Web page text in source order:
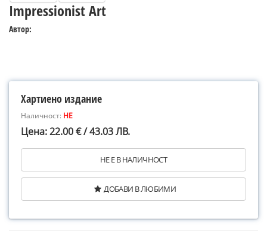
Impressionist Art
Автор:
Хартиено издание
Наличност: НЕ
Цена: 22.00 € / 43.03 ЛВ.
НЕ Е В НАЛИЧНОСТ
ДОБАВИ В ЛЮБИМИ